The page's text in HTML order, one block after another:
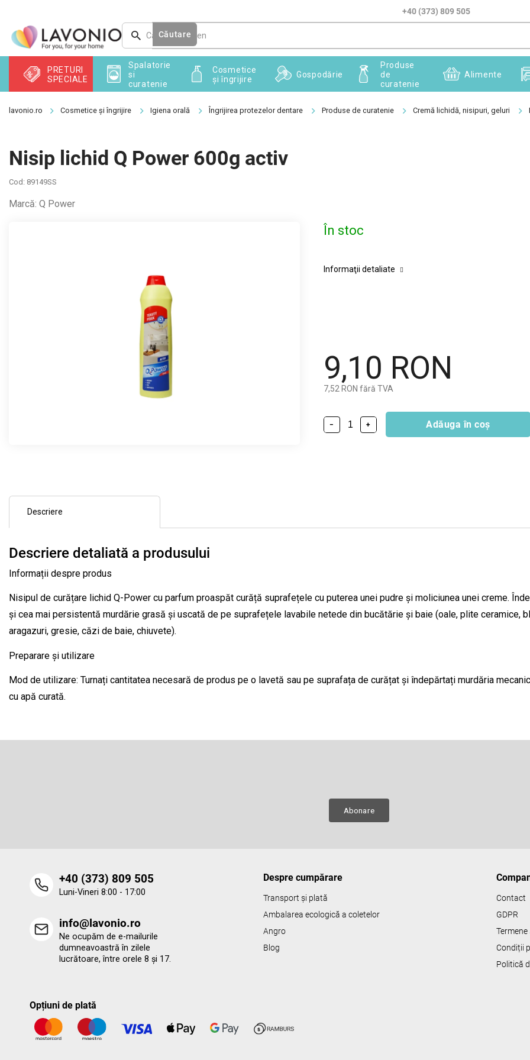
conținut
+40 (373) 809 505
Căutare
PRETURI
SPECIALE
Spalatorie
si
curatenie
Cosmetice
și îngrijire
Gospodărie
Produse
de
curatenie
Alimente
Cosmetice și îngrijire Igiena orală Îngrijirea protezelor dentare Produse de curatenie Cremă lichidă, nisipuri, geluri
Nisip lichid Q Power 600g activ
Cod: 89149SS
Marcă: Q Power
9,10 RON
7,52 RON fără TVA
În stoc
+
− Adăuga în coş
Informaţii detaliate
Descriere
Descriere detaliată a produsului
Informații despre produs
Nisipul de curățare lichid Q-Power cu parfum proaspăt curăță suprafețele cu puterea unei pudre și moliciunea unei creme.
și cea mai persistentă murdărie grasă și uscată de pe suprafețele lavabile netede din bucătărie și baie (oale, plite ceramice,
aragazuri, gresie, căzi de baie, chiuvete).
Preparare și utilizare
Mod de utilizare: Turnați cantitatea necesară de produs pe o lavetă sau pe suprafața de curățat și îndepărtați murdăria
cu apă curată.
Abonare
‭+40 (373) 809 505‬
Luni-Vineri 8:00 - 17:00
info@lavonio.ro
Ne ocupăm de e-mailurile
dumneavoastră în zilele
lucrătoare, între orele 8 și 17.
Despre cumpărare
Transport și plată
Ambalarea ecologică a coletelor
Angro
Blog
Contact
GDPR
Condiții
Politică
Opțiuni de plată